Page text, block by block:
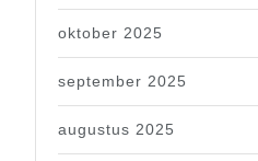
oktober 2025
september 2025
augustus 2025